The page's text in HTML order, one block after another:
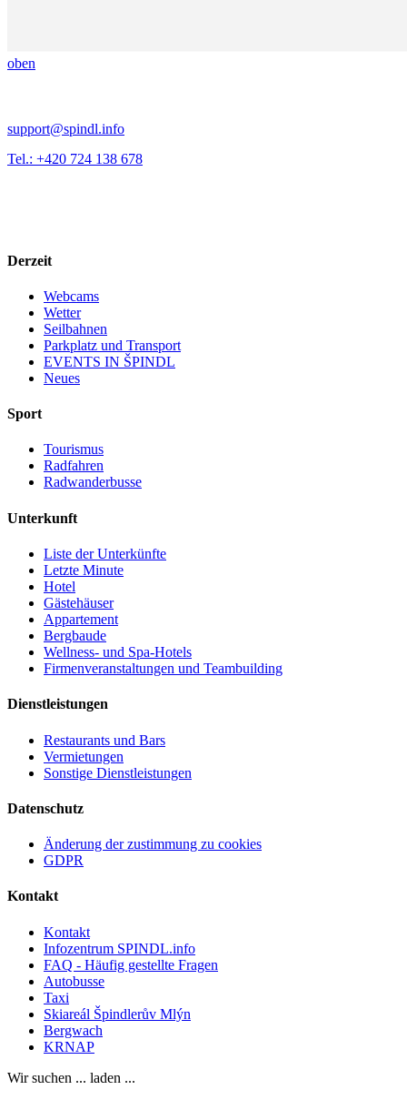
oben
support@spindl.info
Tel.: +420 724 138 678
Derzeit
Webcams
Wetter
Seilbahnen
Parkplatz und Transport
EVENTS IN ŠPINDL
Neues
Sport
Tourismus
Radfahren
Radwanderbusse
Unterkunft
Liste der Unterkünfte
Letzte Minute
Hotel
Gästehäuser
Appartement
Bergbaude
Wellness- und Spa-Hotels
Firmenveranstaltungen und Teambuilding
Dienstleistungen
Restaurants und Bars
Vermietungen
Sonstige Dienstleistungen
Datenschutz
Änderung der zustimmung zu cookies
GDPR
Kontakt
Kontakt
Infozentrum SPINDL.info
FAQ - Häufig gestellte Fragen
Autobusse
Taxi
Skiareál Špindlerův Mlýn
Bergwach
KRNAP
Wir suchen ... laden ...